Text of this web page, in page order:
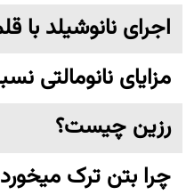
اجرای نانوشیلد با
مزایای نانومالتی
رزین چیست؟
چرا بتن ترک